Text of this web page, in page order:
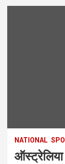
NATIONAL